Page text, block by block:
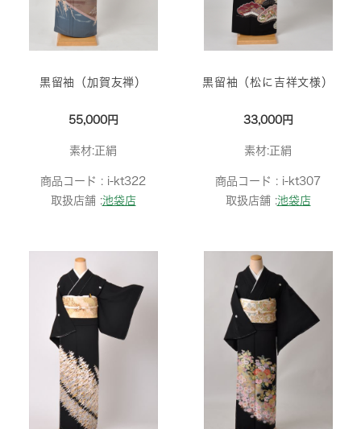
黒留袖（加賀友禅）
55,000円
素材:正絹
商品コード : i-kt322
取扱店舗 :池袋店
黒留袖（松に吉祥文様）
33,000円
素材:正絹
商品コード : i-kt307
取扱店舗 :池袋店